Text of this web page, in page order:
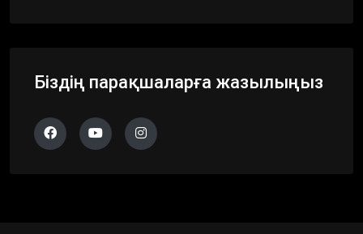
Біздің парақшаларға жазылыңыз